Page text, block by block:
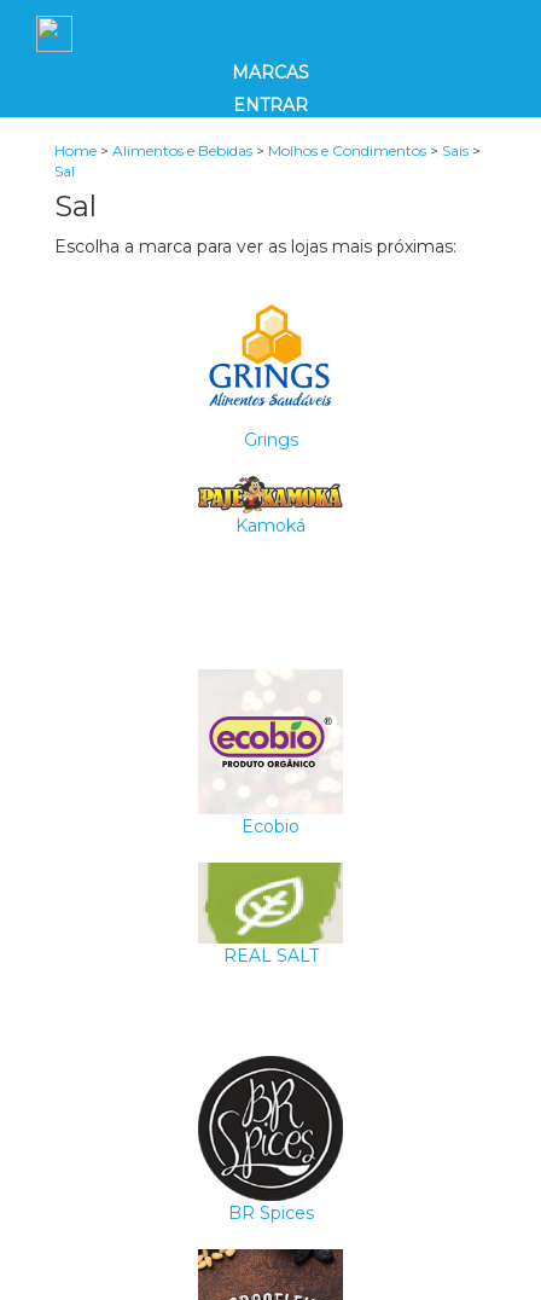
MARCAS
ENTRAR
Home > Alimentos e Bebidas > Molhos e Condimentos > Sais >
Sal
Sal
Escolha a marca para ver as lojas mais próximas:
Grings
Kamoká
Ecobio
REAL SALT
BR Spices